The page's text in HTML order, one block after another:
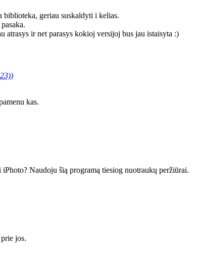
biblioteka, geriau suskaldyti i kelias.
atrasys ir net parasys kokioj versijoj bus jau istaisyta :)
)
kas.
Naudoju šią programą tiesiog nuotraukų peržiūrai.
jos.